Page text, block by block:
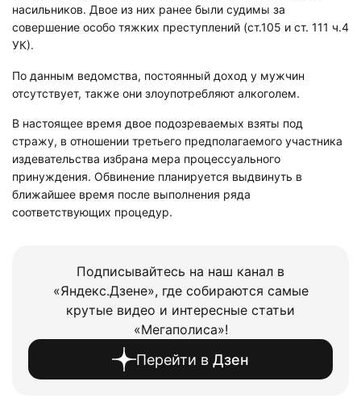
насильников. Двое из них ранее были судимы за
совершение особо тяжких преступлений (ст.105 и ст. 111 ч.4
УК).
По данным ведомства, постоянный доход у мужчин
отсутствует, также они злоупотребляют алкоголем.
В настоящее время двое подозреваемых взяты под
стражу, в отношении третьего предполагаемого участника
издевательства избрана мера процессуального
принуждения. Обвинение планируется выдвинуть в
ближайшее время после выполнения ряда
соответствующих процедур.
Подписывайтесь на наш канал в
«Яндекс.Дзене», где собираются самые
крутые видео и интересные статьи
«Мегаполиса»!
Перейти в Дзен